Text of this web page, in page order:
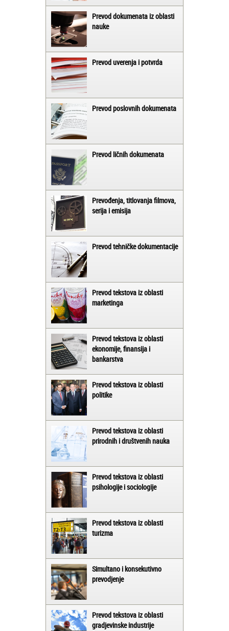
Prevod dokumenata iz oblasti
nauke
Prevod uverenja i potvrda
Prevod poslovnih dokumenata
Prevod ličnih dokumenata
Prevođenja, titlovanja filmova,
serija i emisija
Prevod tehničke dokumentacije
Prevod tekstova iz oblasti
marketinga
Prevod tekstova iz oblasti
ekonomije, finansija i
bankarstva
Prevod tekstova iz oblasti
politike
Prevod tekstova iz oblasti
prirodnih i društvenih nauka
Prevod tekstova iz oblasti
psihologije i sociologije
Prevod tekstova iz oblasti
turizma
Simultano i konsekutivno
prevodjenje
Prevod tekstova iz oblasti
gradjevinske industrije